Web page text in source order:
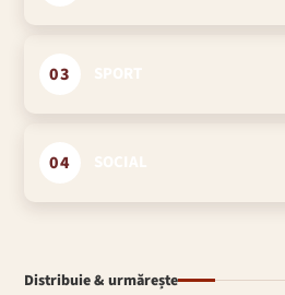
03
04
Distribuie & urmărește